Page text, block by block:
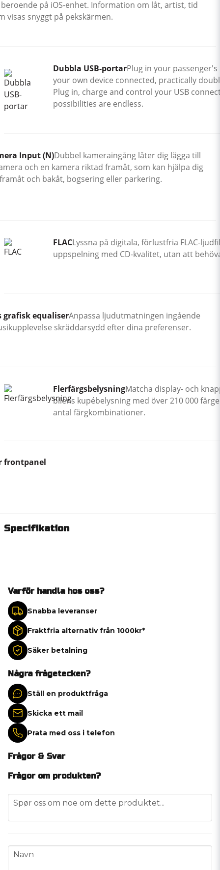
på iOS-enhet. Information om låt, artist, tid
visas snyggt på pekskärmen.
Dubbla USB-portarPlug in your
your own device connected, practically
Plug in, charge and control your USB
possibilities are endless.
Input (N)Dubbel kameraingång låter dig lägga till
och en kamera riktad framåt, som kan hjälpa dig
och bakåt, bogsering eller parkering.
FLACLyssna på digitala, förlustfria FLAC-
uppspelning med CD-kvalitet, utan att
grafisk equaliserAnpassa ljudutmatningen ingående
skräddarsydd efter dina preferenser.
FlerfärgsbelysningMatcha display- och
bilens kupébelysning med över 210 000
antal färgkombinationer.
frontpanel
Specifikation
Varför handla hos oss?
Snabba leveranser
Fraktfria alternativ från 1000kr*
Säker betalning
Några frågetecken?
Ställ en produktfråga
Skicka ett mail
Prata med oss i telefon
Frågor & Svar
Frågor om produkten?
question
Spør oss om noe om dette produktet...
name
Navn